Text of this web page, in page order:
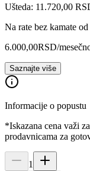
Ušteda: 11.720,00
Na rate bez kamate od
6.000,00RSD/
Saznajte više
Informacije o popustu
*Iskazana cena važi
prodavnicama za
1